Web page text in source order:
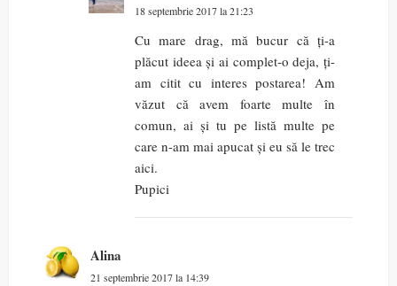
18 septembrie 2017 la 21:23
Cu mare drag, mă bucur că ți-a
plăcut ideea și ai complet-o deja, ți-
am citit cu interes postarea! Am
văzut că avem foarte multe în
comun, ai și tu pe listă multe pe
care n-am mai apucat și eu să le trec
aici.
Pupici
Alina
21 septembrie 2017 la 14:39